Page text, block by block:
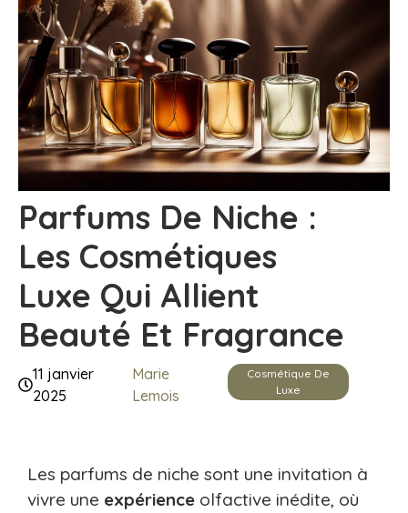
Parfums De Niche :
Les Cosmétiques
Luxe Qui Allient
Beauté Et Fragrance
11 janvier
2025
Marie
Lemois
Cosmétique De
Luxe
Les parfums de niche sont une invitation à
vivre une expérience olfactive inédite, où